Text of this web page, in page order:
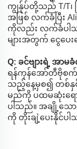
ကျွန်ုပ်တို့သည် T/T၊
အဖြစ် လက်ခံပြီး
ကိုလည်း လက်ခံပါသ
များအတွက် ငွေပေး
Q: ခင်ဗျားရဲ့ အာ
ရန်ကုန်အော်တီဗို
သည့်နေ့မှစ၍ တစ်နှ
မည်ကို ပထမဆုံးရေ
ပါသည်။ အချို့သေ
ကို တိုးချဲ့ပေးနိုင်ပ